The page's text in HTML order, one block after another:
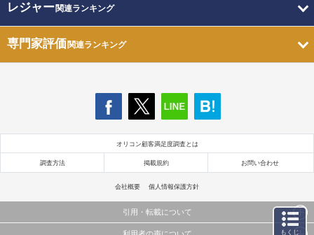
レジャー関連ランキング
専門家評価関連ランキング
オリコン顧客満足度調査とは
調査方法 掲載規約 お問い合わせ
会社概要 個人情報保護方針
引用・転載について
もくじ